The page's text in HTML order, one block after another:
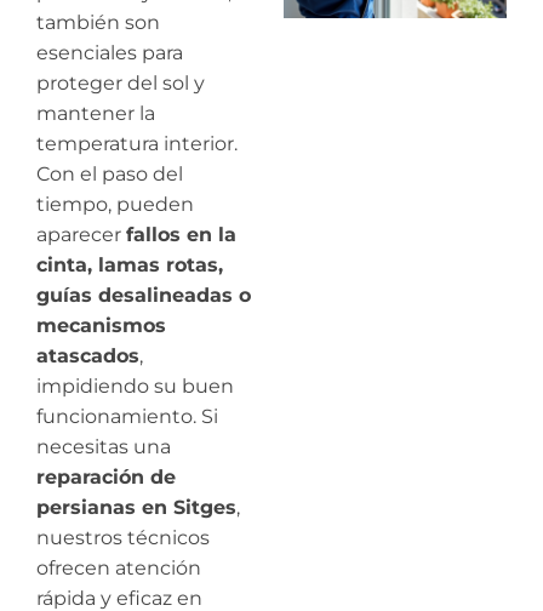
también son
esenciales para
proteger del sol y
mantener la
temperatura interior.
Con el paso del
tiempo, pueden
aparecer fallos en la
cinta, lamas rotas,
guías desalineadas o
mecanismos
atascados,
impidiendo su buen
funcionamiento. Si
necesitas una
reparación de
persianas en Sitges,
nuestros técnicos
ofrecen atención
rápida y eficaz en